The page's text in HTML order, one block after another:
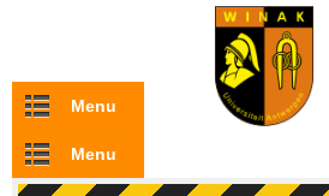
Overslaan en naar de inhoud gaan
Menu
Menu